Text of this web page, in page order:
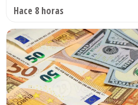
Hace 8 horas